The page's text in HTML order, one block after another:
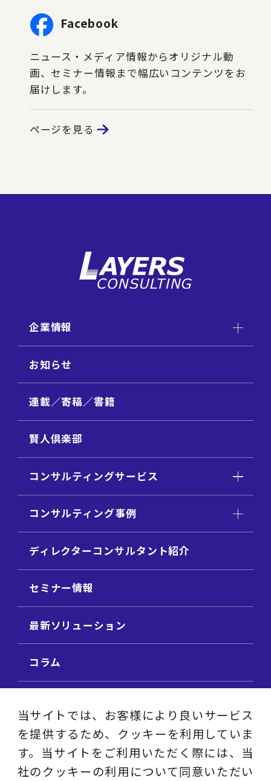
Facebook
ニュース・メディア情報からオリジナル動
画、セミナー情報まで幅広いコンテンツをお
届けします。
ページを見る
企業情報
お知らせ
連載／寄稿／書籍
賢人倶楽部
コンサルティングサービス
コンサルティング事例
ディレクターコンサルタント紹介
セミナー情報
最新ソリューション
コラム
ビジネステーマ解説集
動画ライブラリ
当サイトでは、お客様により良いサービス
を提供するため、クッキーを利用していま
す。当サイトをご利用いただく際には、当
社のクッキーの利用について同意いただい